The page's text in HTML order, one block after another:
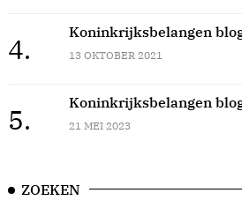
4.
Koninkrijksbelangen
13 OKTOBER 2021
5.
Koninkrijksbelangen
21 MEI 2023
ZOEKEN